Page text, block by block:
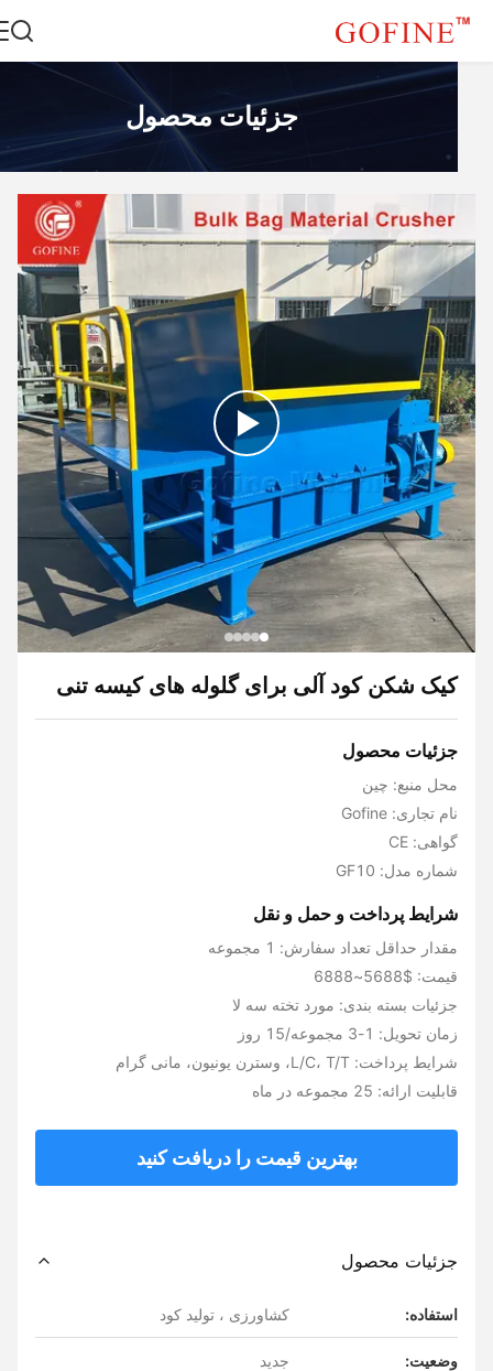
جزئیات محصول
کیک شکن کود آلی برای گلوله های کیسه تنی
جزئیات محصول
محل منبع: چین
نام تجاری: Gofine
گواهی: CE
شماره مدل: GF10
شرایط پرداخت و حمل و نقل
مقدار حداقل تعداد سفارش: 1 مجموعه
قیمت: $5688~6888
جزئیات بسته بندی: مورد تخته سه لا
زمان تحویل: 1-3 مجموعه/15 روز
شرایط پرداخت: L/C، T/T، وسترن یونیون، مانی گرام
قابلیت ارائه: 25 مجموعه در ماه
بهترین قیمت را دریافت کنید
جزئیات محصول
استفاده: کشاورزی ، تولید کود
وضعیت: